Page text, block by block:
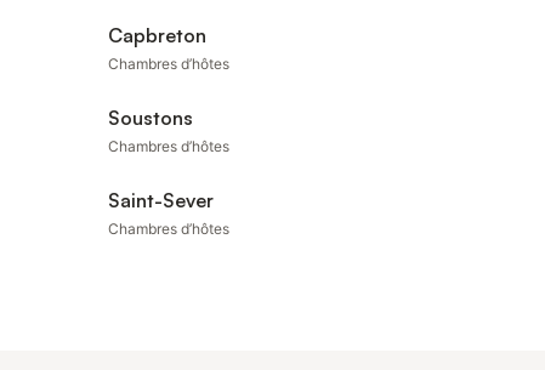
Capbreton
Chambres d’hôtes
Soustons
Chambres d’hôtes
Saint-Sever
Chambres d’hôtes